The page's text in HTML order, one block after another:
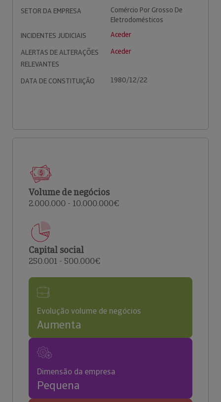
SETOR DA EMPRESA
Comércio Por Grosso De
Eletrodomésticos
INCIDENTES JUDICIAIS
Aceder
ALERTAS DE ALTERAÇÕES
RELEVANTES
Aceder
DATA DE CONSTITUIÇÃO 1980/12/22
Volume de negócios
2.000.000 - 10.000.000€
Capital social
250.001 - 500.000€
Evolução volume de negócios
Aumenta
Dimensão da empresa
Pequena